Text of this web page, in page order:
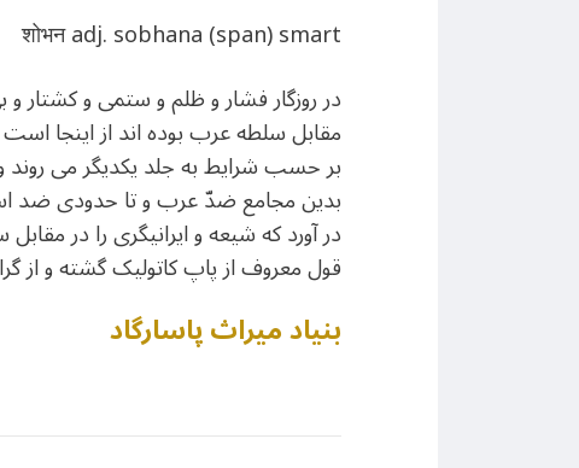
शोभन adj. sobhana (span) smart
در روزگار فشار و ظلم و ستمی و کشتار و
مقابل سلطه عرب بوده اند از اینجا
بر حسب شرایط به جلد یکدیگر می روند
بدین مجامع ضدّ عرب و تا حدودی ضد
در آورد که شیعه و ایرانیگری را در
قول معروف از پاپ کاتولیک گشته و از
بنیاد میراث پاسارگاد